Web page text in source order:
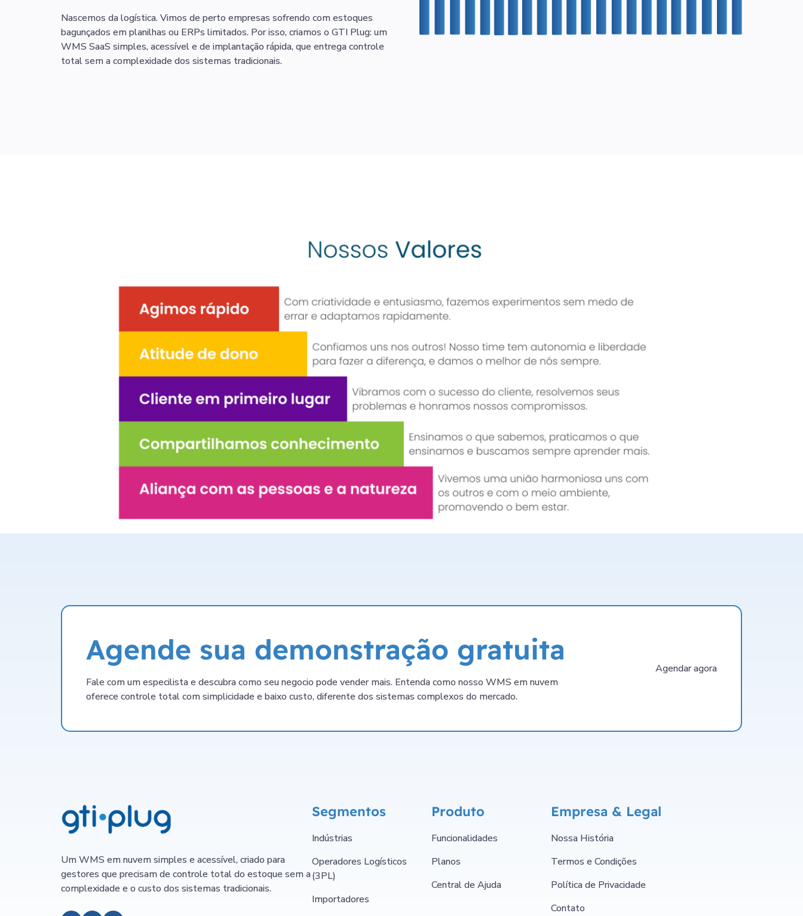
Nascemos da logística. Vimos de perto empresas sofrendo com estoques
bagunçados em planilhas ou ERPs limitados. Por isso, criamos o GTI Plug: um
WMS SaaS simples, acessível e de implantação rápida, que entrega controle
total sem a complexidade dos sistemas tradicionais.
Agende sua demonstração gratuita
Fale com um especilista e descubra como seu negocio pode vender mais. Entenda como nosso WMS em nuvem
oferece controle total com simplicidade e baixo custo, diferente dos sistemas complexos do mercado.
Agendar agora
Um WMS em nuvem simples e acessível, criado para
gestores que precisam de controle total do estoque sem a
complexidade e o custo dos sistemas tradicionais.
Segmentos
Indústrias
Operadores Logísticos
(3PL)
Importadores
Produto
Funcionalidades
Planos
Central de Ajuda
Empresa & Legal
Nossa História
Termos e Condições
Política de Privacidade
Contato